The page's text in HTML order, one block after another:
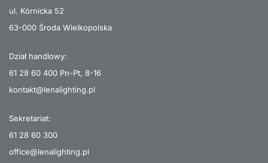
ul. Kórnicka 52
63-000 Środa Wielkopolska
Dział handlowy:
61 28 60 400 Pn-Pt, 8-16
kontakt@lenalighting.pl
Sekretariat:
61 28 60 300
office@lenalighting.pl